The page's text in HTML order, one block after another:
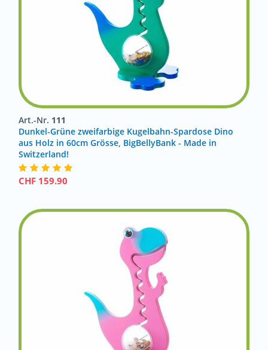
Art.-Nr. 111
Dunkel-Grüne zweifarbige Kugelbahn-Spardose Dino
aus Holz in 60cm Grösse, BigBellyBank - Made in
Switzerland!
CHF 159.90